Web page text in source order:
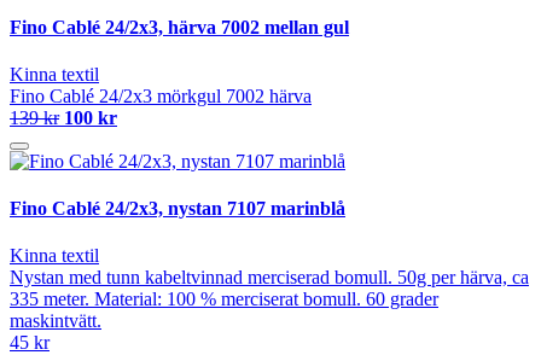
Fino Cablé 24/2x3, härva 7002 mellan gul
Kinna textil
Fino Cablé 24/2x3 mörkgul 7002 härva
139 kr 100 kr
Fino Cablé 24/2x3, nystan 7107 marinblå
Kinna textil
Nystan med tunn kabeltvinnad merciserad bomull. 50g per härva, ca
335 meter. Material: 100 % merciserat bomull. 60 grader
maskintvätt.
45 kr